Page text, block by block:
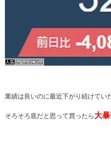
業績は良いのに最近下がり続けてい
そろそろ底だと思って買ったら 大